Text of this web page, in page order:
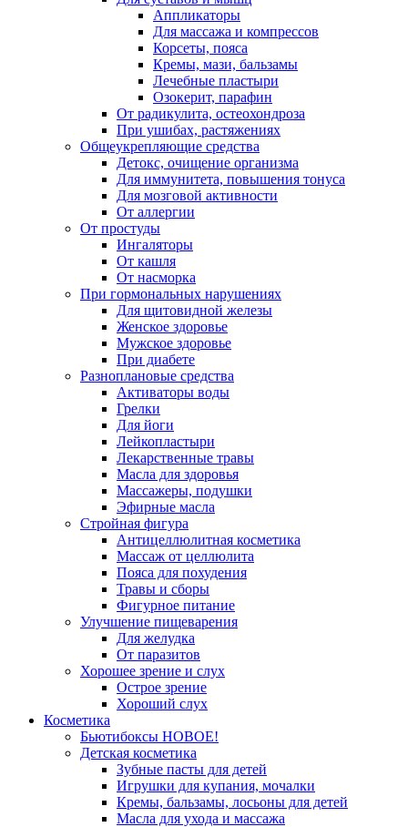
Аппликаторы
Для массажа и компрессов
Корсеты, пояса
Кремы, мази, бальзамы
Лечебные пластыри
Озокерит, парафин
От радикулита, остеохондроза
При ушибах, растяжениях
Общеукрепляющие средства
Детокс, очищение организма
Для иммунитета, повышения тонуса
Для мозговой активности
От аллергии
От простуды
Ингаляторы
От кашля
От насморка
При гормональных нарушениях
Для щитовидной железы
Женское здоровье
Мужское здоровье
При диабете
Разноплановые средства
Активаторы воды
Грелки
Для йоги
Лейкопластыри
Лекарственные травы
Масла для здоровья
Массажеры, подушки
Эфирные масла
Стройная фигура
Антицеллюлитная косметика
Массаж от целлюлита
Пояса для похудения
Травы и сборы
Фигурное питание
Улучшение пищеварения
Для желудка
От паразитов
Хорошее зрение и слух
Острое зрение
Хороший слух
Косметика
Бьютибоксы НОВОЕ!
Детская косметика
Зубные пасты для детей
Игрушки для купания, мочалки
Кремы, бальзамы, лосьоны для детей
Масла для ухода и массажа